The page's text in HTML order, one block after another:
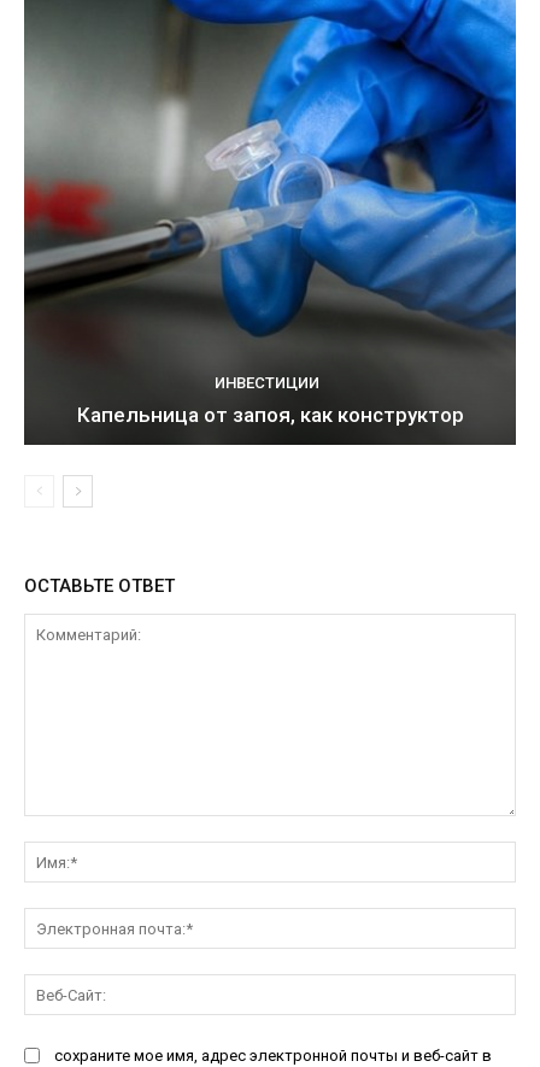
ИНВЕСТИЦИИ
Капельница от запоя, как конструктор
ОСТАВЬТЕ ОТВЕТ
сохраните мое имя, адрес электронной почты и веб-сайт в